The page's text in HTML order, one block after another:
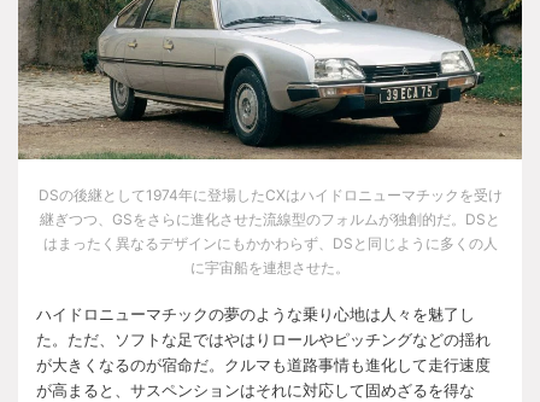
DSの後継として1974年に登場したCXはハイドロニューマチックを受け
継ぎつつ、 GSをさらに進化させた流線型のフォルムが独創的だ。 DS と
はまったく異なるデザインにもかかわらず、 DS と同じように多くの人
に宇宙船を連想させた。
ハイドロニューマチックの夢のような乗り心地は人々を魅了し
た。ただ、ソフトな足ではやはりロールやピッチングなどの揺れ
が大きくなるのが宿命だ。クルマも道路事情も進化して走行速度
が高まると、サスペンションはそれに対応して固めざるを得な